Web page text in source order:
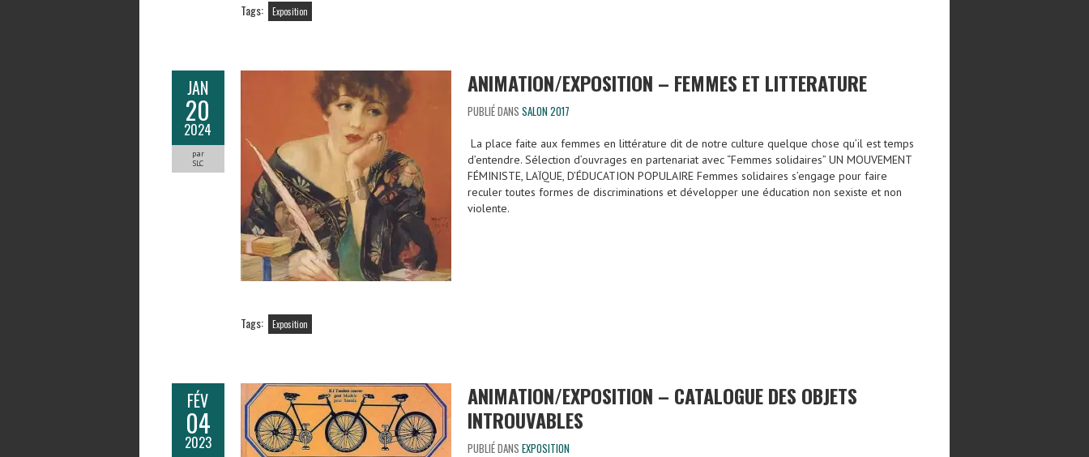
Tags: Exposition
JAN
20
2024
par
SLC
ANIMATION/EXPOSITION – FEMMES ET LITTERATURE
PUBLIÉ DANS SALON 2017
La place faite aux femmes en littérature dit de notre culture quelque chose qu’il est temps
d’entendre. Sélection d’ouvrages en partenariat avec “Femmes solidaires” UN MOUVEMENT
FÉMINISTE, LAÏQUE, D’ÉDUCATION POPULAIRE Femmes solidaires s’engage pour faire
reculer toutes formes de discriminations et développer une éducation non sexiste et non
violente.
Tags: Exposition
FÉV
04
2023
ANIMATION/EXPOSITION – CATALOGUE DES OBJETS
INTROUVABLES
PUBLIÉ DANS EXPOSITION